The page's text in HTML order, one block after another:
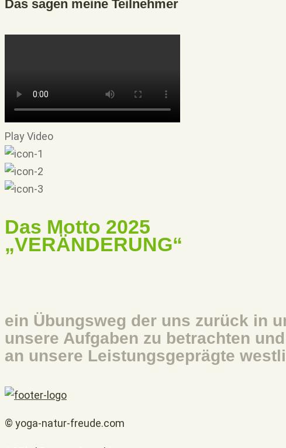
Das sagen meine Teilnehmer
Play Video
Das Motto 2025
„VERÄNDERUNG“
ein Übungsweg der uns zurück in
unsere Aufgaben zu betrachten
an unsere Leistungsgeprägte
© yoga-natur-freude.com